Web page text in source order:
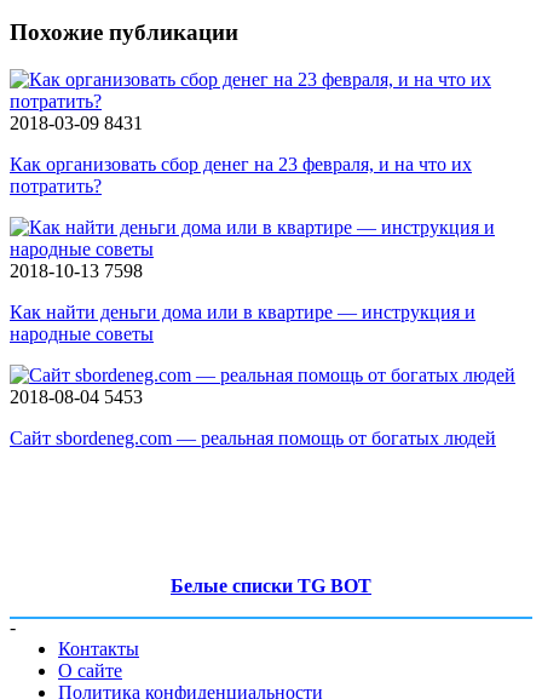
Похожие публикации
2018-03-09 8431
Как организовать сбор денег на 23 февраля, и на что их
потратить?
2018-10-13 7598
Как найти деньги дома или в квартире — инструкция и
народные советы
2018-08-04 5453
Сайт sbordeneg.com — реальная помощь от богатых людей
Белые списки TG BOT
-
Контакты
О сайте
Политика конфиденциальности